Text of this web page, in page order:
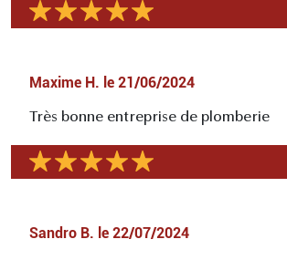
Maxime H. le 21/06/2024
Très bonne entreprise de plomberie
Sandro B. le 22/07/2024